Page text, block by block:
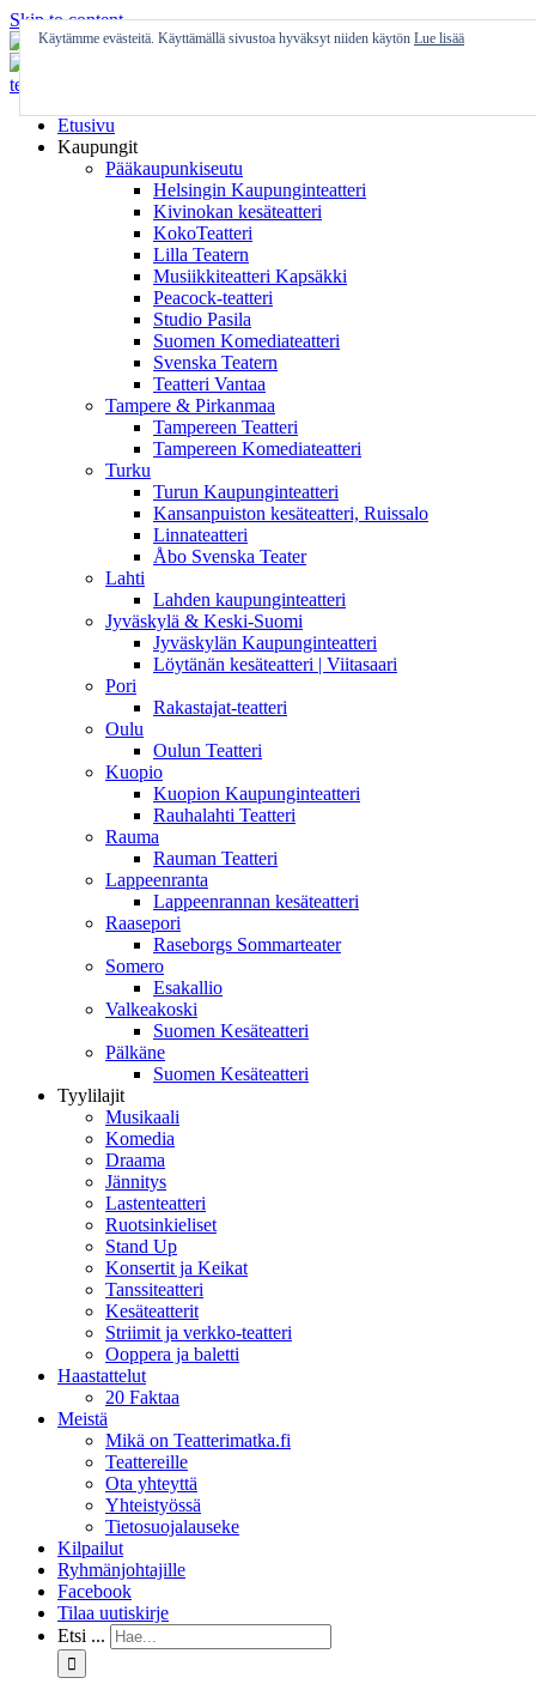
Skip to content
Etusivu
Kaupungit
Pääkaupunkiseutu
Helsingin Kaupunginteatteri
Kivinokan kesäteatteri
KokoTeatteri
Lilla Teatern
Musiikkiteatteri Kapsäkki
Peacock-teatteri
Studio Pasila
Suomen Komediateatteri
Svenska Teatern
Teatteri Vantaa
Tampere & Pirkanmaa
Tampereen Teatteri
Tampereen Komediateatteri
Turku
Turun Kaupunginteatteri
Kansanpuiston kesäteatteri, Ruissalo
Linnateatteri
Åbo Svenska Teater
Lahti
Lahden kaupunginteatteri
Jyväskylä & Keski-Suomi
Jyväskylän Kaupunginteatteri
Löytänän kesäteatteri | Viitasaari
Pori
Rakastajat-teatteri
Oulu
Oulun Teatteri
Kuopio
Kuopion Kaupunginteatteri
Rauhalahti Teatteri
Rauma
Rauman Teatteri
Lappeenranta
Lappeenrannan kesäteatteri
Raasepori
Raseborgs Sommarteater
Somero
Esakallio
Valkeakoski
Suomen Kesäteatteri
Pälkäne
Suomen Kesäteatteri
Tyylilajit
Musikaali
Komedia
Draama
Jännitys
Lastenteatteri
Ruotsinkieliset
Stand Up
Konsertit ja Keikat
Tanssiteatteri
Kesäteatterit
Striimit ja verkko-teatteri
Ooppera ja baletti
Haastattelut
20 Faktaa
Meistä
Mikä on Teatterimatka.fi
Teattereille
Ota yhteyttä
Yhteistyössä
Tietosuojalauseke
Kilpailut
Ryhmänjohtajille
Facebook
Tilaa uutiskirje
Etsi ...
Käytämme evästeitä. Käyttämällä sivustoa hyväksyt niiden käytön Lue lisää